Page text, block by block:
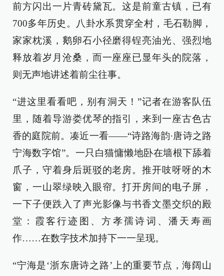
前方闪出一片青砖黛瓦。这是前童古镇，已有
700多年历史。八卦水系贯穿全村，毛石勒脚，
家家枕溪，鹅卵石小径磨得锃亮油光、强烈地
释放着岁月沧桑，而一座座已显年头的院落，
则无声地讲述着前尘往事。
“进这里看看吧，别有洞天！”记者在游客队伍
里，随着导游娄优琴的指引，来到一座古色古
香的庭院前。凑近一看——“诗路海韵·唐诗之路
宁海数字馆”。一只白猫慵懒地卧在墙根下舔着
爪子，守着身后斑驳的老房。推开吱呀呀的木
窗，一山翠绿映入眼帘。打开房间的电子屏，
一下子便跌入了声光影像与书香文墨交织的殿
堂：霞客行迹图、方孝孺诗词、潘天寿画
作……在数字技术加持下一一呈现。
“宁海是‘浙东唐诗之路’上的重要节点，海阔山